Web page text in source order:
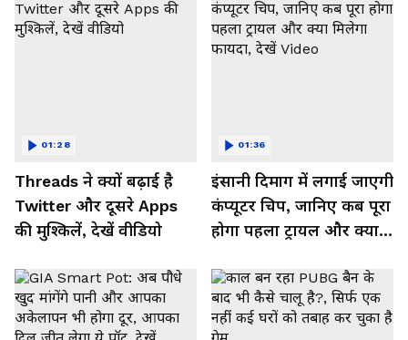
Threads ने क्यों बढ़ाई है
Twitter और दूसरे Apps
की मुश्किलें, देखें वीडियो
01:28
इंसानी दिमाग में लगाई जाएगी
कंप्यूटर चिप, जानिए कब पूरा
होगा पहला ट्रायल और क्या
01:36